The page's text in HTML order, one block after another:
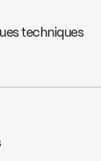
techniques
à vie limitée